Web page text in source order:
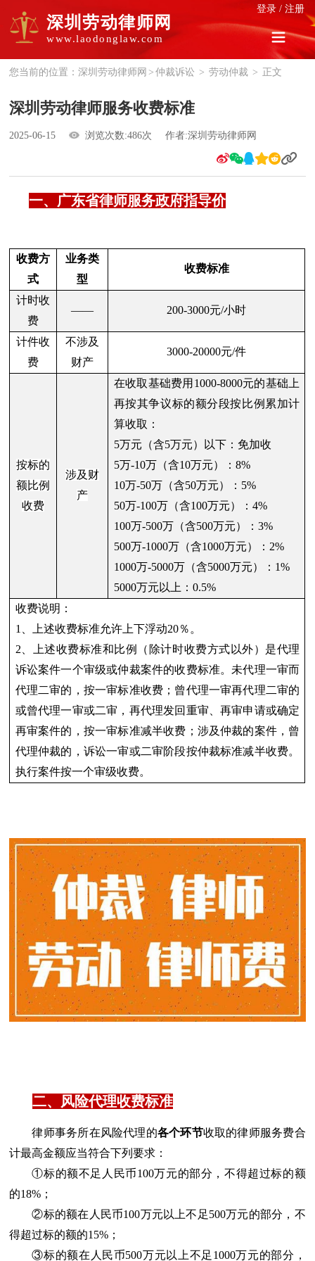
登录 / 注册
深圳劳动律师网
www.laodonglaw.com
您当前的位置：深圳劳动律师网 > 仲裁诉讼 > 劳动仲裁 > 正文
深圳劳动律师服务收费标准
2025-06-15 浏览次数:486次 作者:深圳劳动律师网
一、广东省律师服务政府指导价
收费方
式
业务类
型
收费标准
计时收
费
—— 200-3000元/小时
计件收
费
不涉及
财产
3000-20000元/件
按标的
额比例
收费
涉及财
产
在收取基础费用1000-8000元的基础上
再按其争议标的额分段按比例累加计
算收取：
5万元（含5万元）以下：免加收
5万-10万（含10万元）：8%
10万-50万（含50万元）：5%
50万-100万（含100万元）：4%
100万-500万（含500万元）：3%
500万-1000万（含1000万元）：2%
1000万-5000万（含5000万元）：1%
5000万元以上：0.5%
收费说明：
1、上述收费标准允许上下浮动20％。
2、上述收费标准和比例（除计时收费方式以外）是代理
诉讼案件一个审级或仲裁案件的收费标准。未代理一审而
代理二审的，按一审标准收费；曾代理一审再代理二审的
或曾代理一审或二审，再代理发回重审、再审申请或确定
再审案件的，按一审标准减半收费；涉及仲裁的案件，曾
代理仲裁的，诉讼一审或二审阶段按仲裁标准减半收费。
执行案件按一个审级收费。
二、风险代理收费标准
律师事务所在风险代理的各个环节收取的律师服务费合
计最高金额应当符合下列要求：
①标的额不足人民币100万元的部分，不得超过标的额
的18%；
②标的额在人民币100万元以上不足500万元的部分，不
得超过标的额的15%；
③标的额在人民币500万元以上不足1000万元的部分，